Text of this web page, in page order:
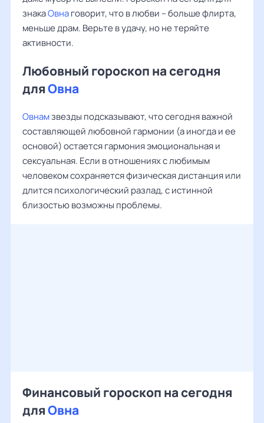
знакаОвнаговорит, что в любви – больше флирта,
меньше драм. Верьте в удачу, но не теряйте
активности.
Любовный гороскоп на сегодня
дляОвна
Овнамзвезды подсказывают, что сегодня важной
составляющей любовной гармонии (а иногда и ее
основой) остается гармония эмоциональная и
сексуальная. Если в отношениях с любимым
человеком сохраняется физическая дистанция или
длится психологический разлад, с истинной
близостью возможны проблемы.
Финансовый гороскоп на сегодня
дляОвна